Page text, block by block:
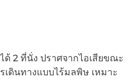
ด้ 2 ที่นั่ง ปราศจากไอเสียขณะ
ดินทางแบบไร้มลพิษ เหมาะ